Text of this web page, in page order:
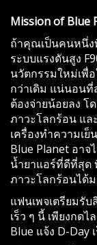
Mission of Blue
ถ้าคุณเป็นคนหนึ่ง
ระบบแรงดันสูง
นวัตกรรมใหม่เพื่
กว่าเดิม แน่นอน
ต้องจ่ายน้อยลง โ
ภาวะโลกร้อน แล
เครื่องทำความเ
Blue Planet อา
น้ำยาแอร์ที่ดีที่สุด
ภาวะโลกร้อนได้
แฟนเพจเตรียมรั
เร็ว ๆ นี้ เพียงกด
Blue แจ้ง D-Day